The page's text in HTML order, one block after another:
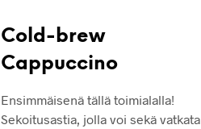
Cold-brew
Cappuccino
Ensimmäisenä tällä toimialalla!
Sekoitusastia, jolla voi sekä vatkata